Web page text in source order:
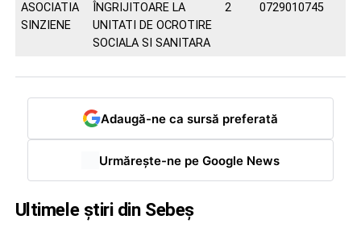
ASOCIATIA
SINZIENE
ÎNGRIJITOARE LA
UNITATI DE OCROTIRE
SOCIALA SI SANITARA
2 0729010745
Adaugă-ne ca sursă preferată
Urmărește-ne pe Google News
Ultimele știri din Sebeș